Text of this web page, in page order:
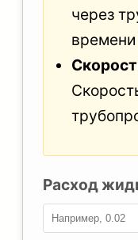
через
Расход